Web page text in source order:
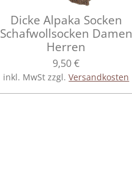
Dicke Alpaka Socken
Schafwollsocken Damen
Herren
9,50 €
inkl. MwSt zzgl.Versandkosten